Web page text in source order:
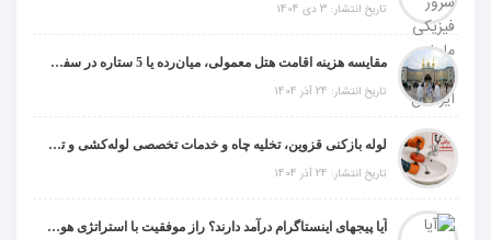
تاریخ انتشار: 3 دی 1404
مقایسه هزینه اقامت هتل معمولی، میان‌رده یا 5 ستاره در سفر زیارتی عراق
تاریخ انتشار: 24 آذر 1404
لوله بازکنی قزوین، تخلیه چاه و خدمات تخصصی لوله‌کشی و تشخیص ترکیدگی
تاریخ انتشار: 24 آذر 1404
آیا پیجهای اینستاگرام درآمد دارند؟ راز موفقیت با استراتژی هوشمندانه